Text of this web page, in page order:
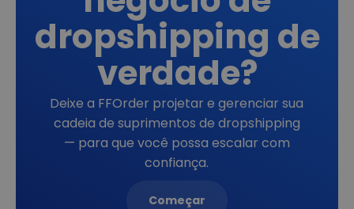
dropshipping de
verdade?
Deixe a FFOrder projetar e gerenciar sua
cadeia de suprimentos de dropshipping
— para que você possa escalar com
confiança.
Começar